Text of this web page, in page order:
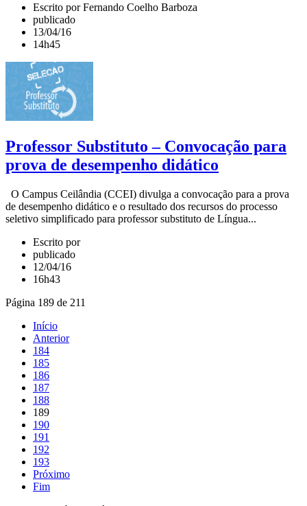
Escrito por Fernando Coelho Barboza
publicado
13/04/16
14h45
Professor Substituto – Convocação para
prova de desempenho didático
O Campus Ceilândia (CCEI) divulga a convocação para a prova
de desempenho didático e o resultado dos recursos do processo
seletivo simplificado para professor substituto de Língua...
Escrito por
publicado
12/04/16
16h43
Página 189 de 211
Início
Anterior
184
185
186
187
188
189
190
191
192
193
Próximo
Fim